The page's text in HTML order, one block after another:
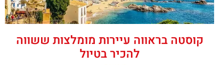
קוסטה בראווה עיירות מומלצות ששווה
להכיר בטיול